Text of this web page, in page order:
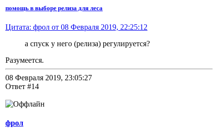
помощь в выборе релиза для леса
Цитата: фрол от 08 Февраля 2019, 22:25:12
а спуск у него (релиза) регулируется?
Разумеется.
08 Февраля 2019, 23:05:27
Ответ #14
фрол